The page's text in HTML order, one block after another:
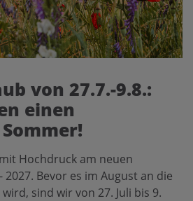
von 27.7.-9.8.:
einen
Hochdruck am neuen
Bevor es im August an die
sind wir von 27. Juli bis 9.